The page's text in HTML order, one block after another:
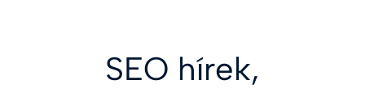
SEO hírek,